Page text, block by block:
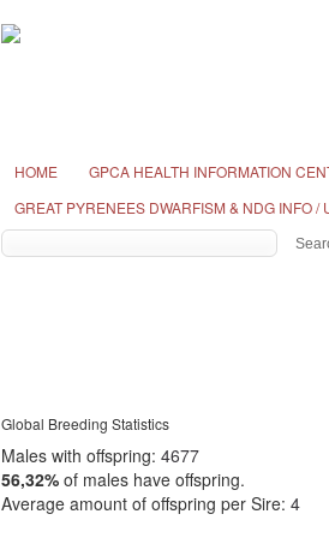
HOME
GPCA HEALTH INFORMATION
GREAT PYRENEES DWARFISM & NDG INFO /
Global Breeding Statistics
Males with offspring: 4677
56,32% of males have offspring.
Average amount of offspring per Sire: 4